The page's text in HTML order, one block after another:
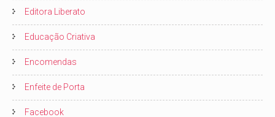
Editora Liberato
Educação Criativa
Encomendas
Enfeite de Porta
Facebook